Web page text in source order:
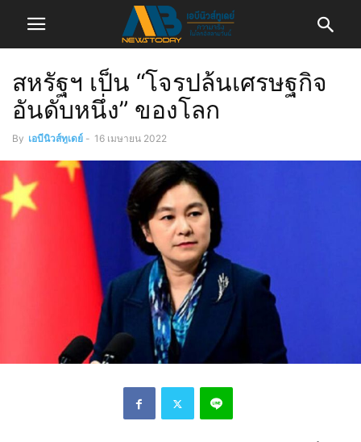
สหรัฐฯ เป็น “โจรปล้นเศรษฐกิจ
อันดับหนึ่ง” ของโลก
By เอบีนิวส์ทูเดย์ - 16 เมษายน 2022